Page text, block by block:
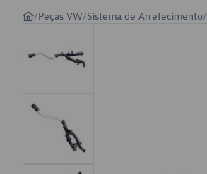
/Peças VW/Sistema de Arrefecimento/